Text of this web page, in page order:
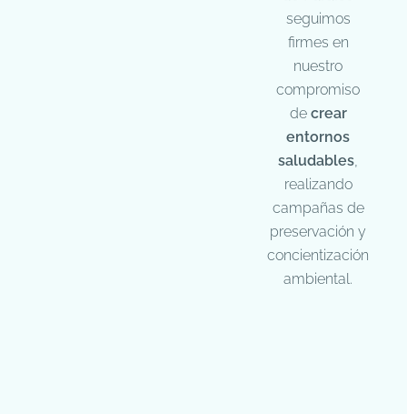
seguimos
firmes en
nuestro
compromiso
de crear
entornos
saludables,
realizando
campañas de
preservación y
concientización
ambiental.